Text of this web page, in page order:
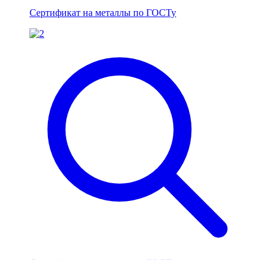
Сертификат на металлы по ГОСТу